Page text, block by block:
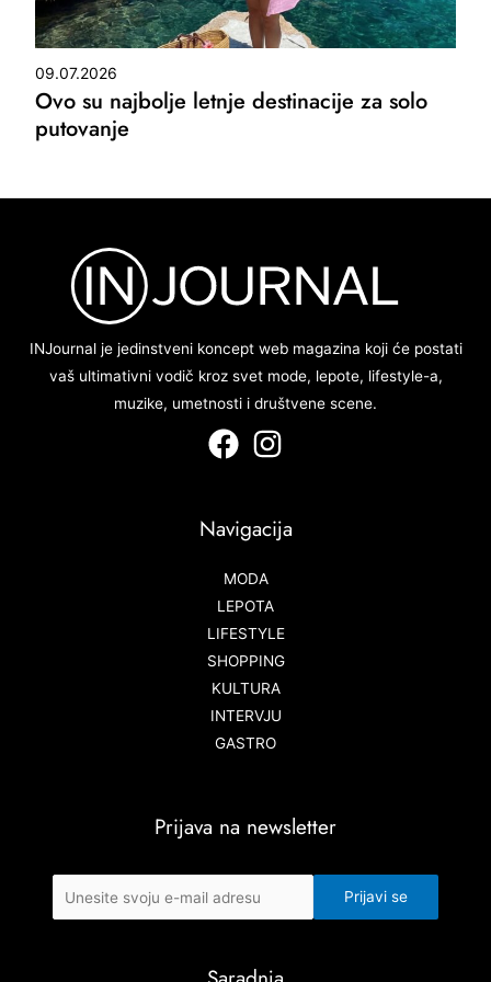
09.07.2026
Ovo su najbolje letnje destinacije za solo
putovanje
INJournal je jedinstveni koncept web magazina koji će postati
vaš ultimativni vodič kroz svet mode, lepote, lifestyle-a,
muzike, umetnosti i društvene scene.
Navigacija
MODA
LEPOTA
LIFESTYLE
SHOPPING
KULTURA
INTERVJU
GASTRO
Prijava na newsletter